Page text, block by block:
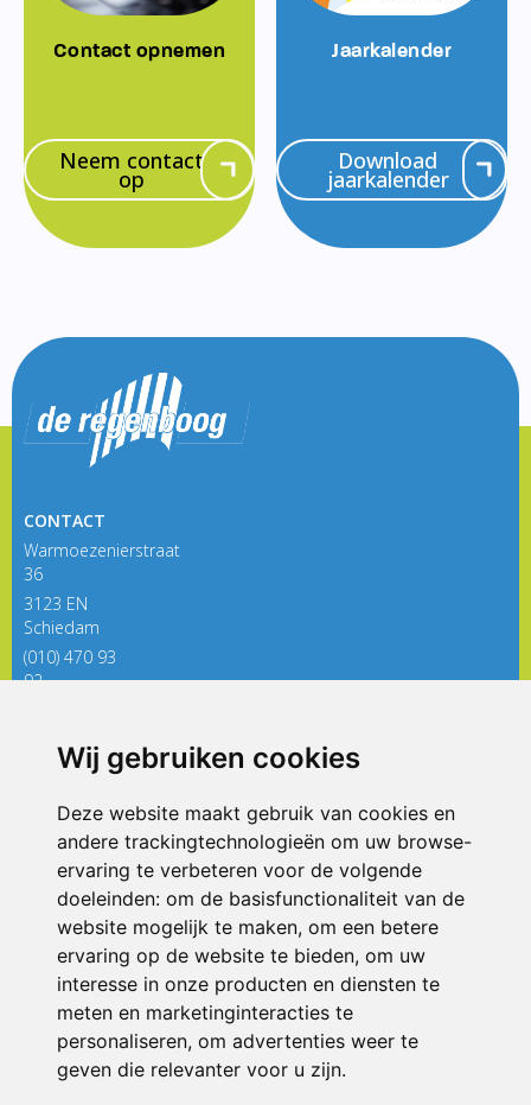
Wij gebruiken cookies
Deze website maakt gebruik van cookies en
andere trackingtechnologieën om uw browse-
ervaring te verbeteren voor de volgende
doeleinden: om de basisfunctionaliteit van de
website mogelijk te maken, om een betere
ervaring op de website te bieden, om uw
interesse in onze producten en diensten te
meten en marketinginteracties te
personaliseren, om advertenties weer te
geven die relevanter voor u zijn.
Contact opnemen
Neem contact
op
Jaarkalender
Download
jaarkalender
CONTACT
Warmoezenierstraat
36
3123 EN
Schiedam
(010) 470 93
92
ONDERDEEL VAN
© 2026 De Regenboog | Alle rechten voorbehouden
Privacy policy|Disclaimer| Klachtenregeling|RSIN en Anbi
voorkeuren